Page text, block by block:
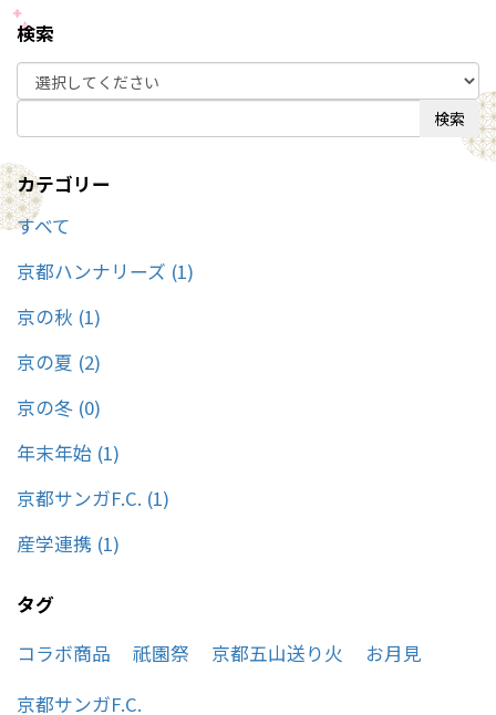
の皆さまが楽しんでいただけるスペシャルデーイベントを多数ご用意し
てホームゲームを盛り上げます！⚽「Cotoyoli 京の紫まつり ～ことよ
を取り揃えた特設ブース「Cotoyoli 京の紫まつり ～ことよりモールマ
ルシェ～」を開催！お買い上げいただいた方を対象に、選手直筆サイン
入りの「百年構想リーグ公式試合球」や胸に京都銀行のロゴの入った
「公式戦ウォーミングアップシャツ」などを抽選で、合計36名様にプレ
ゼントいたします！●景品１等：公式試合球 1名２等：公式戦ウォーミ
ングアップシャツ 2名３等：ベーシックＴシャツ 3名４等：ポストカー
ド 30名参加賞：オリジナルシール⚽ハーフタイム抽選会⚽一緒に京都
サンガF.C.を熱く盛り上げましょう！皆さまのご来場を心より、お待ち
しております！
検索
検索
カテゴリー
すべて
京都ハンナリーズ (1)
京の秋 (1)
京の夏 (2)
京の冬 (0)
年末年始 (1)
京都サンガF.C. (1)
産学連携 (1)
タグ
コラボ商品
祇園祭 京都五山送り火
お月見
京都サンガF.C.